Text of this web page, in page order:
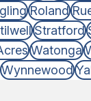
Roland
Stratford
Watonga
Wynnewood